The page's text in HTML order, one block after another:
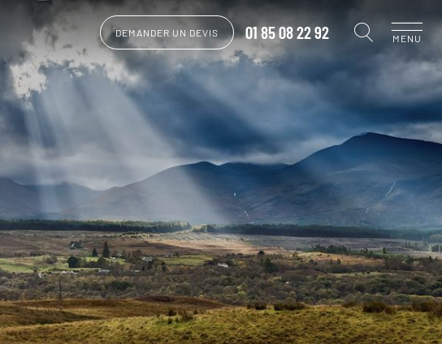
DEMANDER UN DEVIS 01 85 08 22 92 MENU